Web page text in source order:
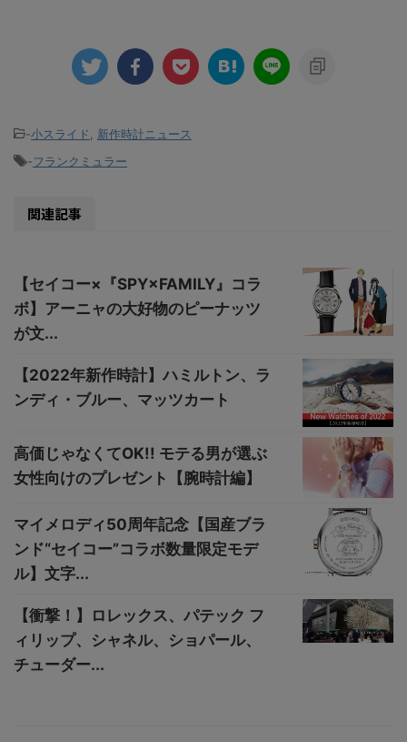
-小スライド
新作時計ニュース
-フランクミュラー
関連記事
【セイコー×『SPY×FAMILY』コラ
ボ】アーニャの大好物のピーナッツ
が文...
【2022年新作時計】ハミルトン、ラ
ンディ・ブルー、マッツカート
高価じゃなくてOK!! モテる男が選ぶ
女性向けのプレゼント【腕時計編】
マイメロディ50周年記念【国産ブラ
ンド“セイコー”コラボ数量限定モデ
ル】文字...
【衝撃！】ロレックス、パテック フ
ィリップ、シャネル、ショパール、
チューダー...